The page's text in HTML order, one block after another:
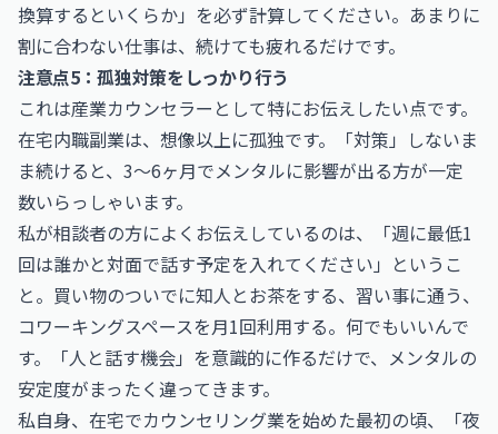
換算するといくらか」を必ず計算してください。あまりに
割に合わない仕事は、続けても疲れるだけです。
注意点5：孤独対策をしっかり行う
これは産業カウンセラーとして特にお伝えしたい点です。
在宅内職副業は、想像以上に孤独です。「対策」しないま
ま続けると、3〜6ヶ月でメンタルに影響が出る方が一定
数いらっしゃいます。
私が相談者の方によくお伝えしているのは、「週に最低1
回は誰かと対面で話す予定を入れてください」というこ
と。買い物のついでに知人とお茶をする、習い事に通う、
コワーキングスペースを月1回利用する。何でもいいんで
す。「人と話す機会」を意識的に作るだけで、メンタルの
安定度がまったく違ってきます。
私自身、在宅でカウンセリング業を始めた最初の頃、「夜